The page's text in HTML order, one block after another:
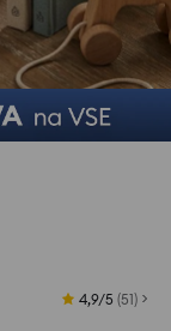
4,9/5 (51)